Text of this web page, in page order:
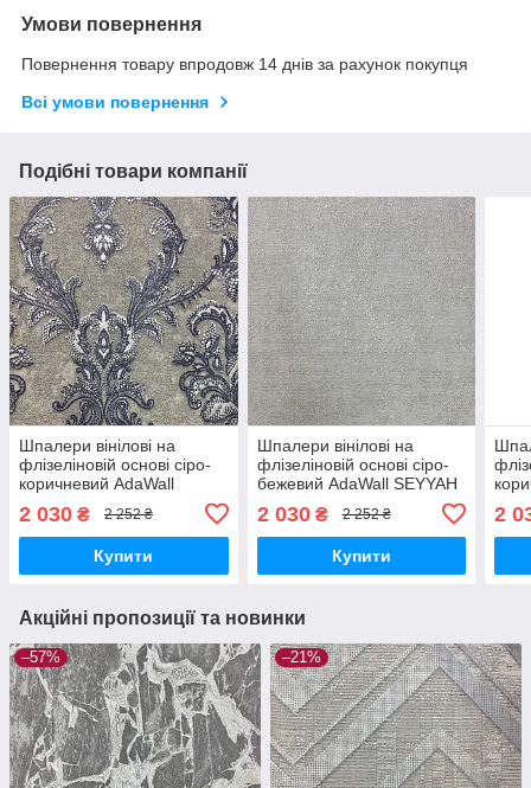
Умови повернення
Повернення товару впродовж 14 днів за рахунок покупця
Всі умови повернення
Подібні товари компанії
Шпалери вінілові на
флізеліновій основі сіро-
коричневий AdaWall
(1303-5)
2 030 ₴ 2 252 ₴
Купити
Шпалери вінілові на
флізеліновій основі сіро-
бежевий AdaWall SEYYAH
2 030₴ 2 252 ₴
Купити
2
Акційні пропозиції та новинки
–57% –21%